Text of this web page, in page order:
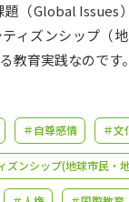
学問発見
問発見
ビ講義」 学問分
（Global Issues
ティズンシップ（
教育実践なのです。
＃自尊感情 ＃文
ズンシップ(地球市民・